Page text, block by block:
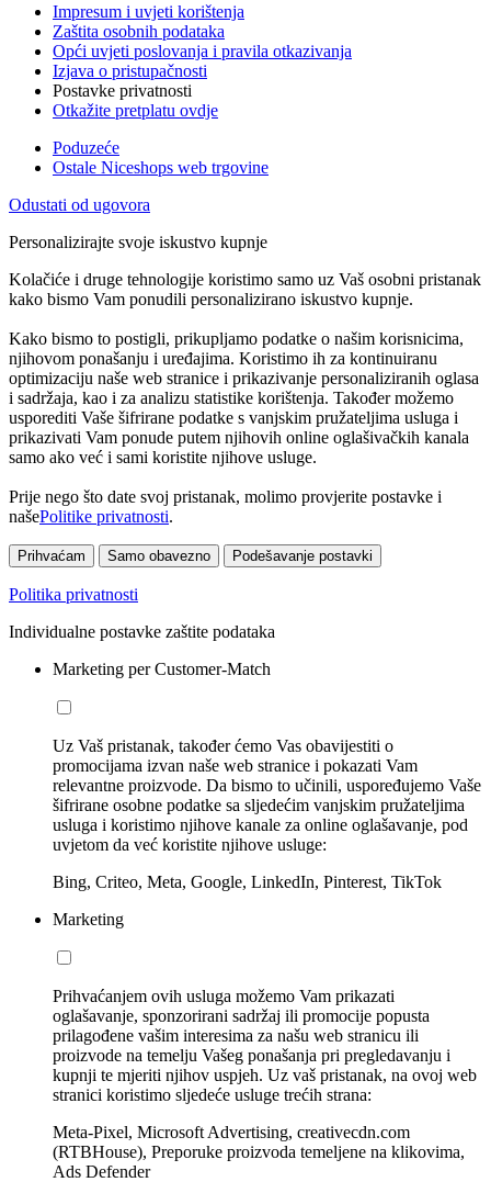
Impresum i uvjeti korištenja
Zaštita osobnih podataka
Opći uvjeti poslovanja i pravila otkazivanja
Izjava o pristupačnosti
Postavke privatnosti
Otkažite pretplatu ovdje
Poduzeće
Ostale Niceshops web trgovine
Odustati od ugovora
Personalizirajte svoje iskustvo kupnje
Kolačiće i druge tehnologije koristimo samo uz Vaš osobni pristanak
kako bismo Vam ponudili personalizirano iskustvo kupnje.
Kako bismo to postigli, prikupljamo podatke o našim korisnicima,
njihovom ponašanju i uređajima. Koristimo ih za kontinuiranu
optimizaciju naše web stranice i prikazivanje personaliziranih oglasa
i sadržaja, kao i za analizu statistike korištenja. Također možemo
usporediti Vaše šifrirane podatke s vanjskim pružateljima usluga i
prikazivati Vam ponude putem njihovih online oglašivačkih kanala
samo ako već i sami koristite njihove usluge.
Prije nego što date svoj pristanak, molimo provjerite postavke i
našePolitike privatnosti.
Prihvaćam Samo obavezno Podešavanje postavki
Politika privatnosti
Individualne postavke zaštite podataka
Marketing per Customer-Match
Uz Vaš pristanak, također ćemo Vas obavijestiti o
promocijama izvan naše web stranice i pokazati Vam
relevantne proizvode. Da bismo to učinili, uspoređujemo Vaše
šifrirane osobne podatke sa sljedećim vanjskim pružateljima
usluga i koristimo njihove kanale za online oglašavanje, pod
uvjetom da već koristite njihove usluge:
Bing, Criteo, Meta, Google, LinkedIn, Pinterest, TikTok
Marketing
Prihvaćanjem ovih usluga možemo Vam prikazati
oglašavanje, sponzorirani sadržaj ili promocije popusta
prilagođene vašim interesima za našu web stranicu ili
proizvode na temelju Vašeg ponašanja pri pregledavanju i
kupnji te mjeriti njihov uspjeh. Uz vaš pristanak, na ovoj web
stranici koristimo sljedeće usluge trećih strana:
Meta-Pixel, Microsoft Advertising, creativecdn.com
(RTBHouse), Preporuke proizvoda temeljene na klikovima,
Ads Defender